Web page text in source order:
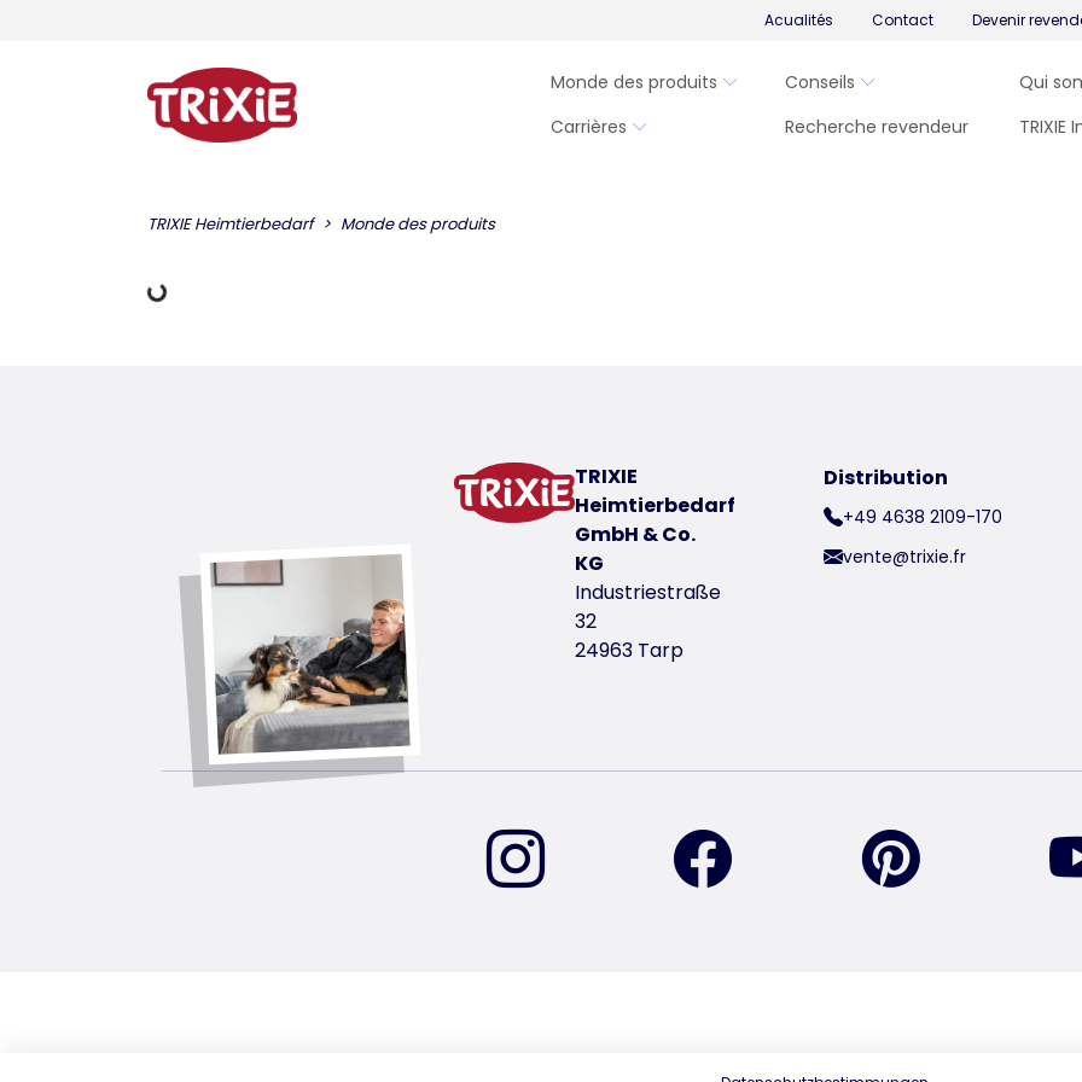
Acualités Contact Devenir
Monde des produits Conseils
Qui
Carrières
Recherche revendeur
TRIXIE Heimtierbedarf Monde des produits
charger des données
TRIXIE
Heimtierbedarf
GmbH & Co.
KG
Industriestraße
32
24963 Tarp
Distribution
+49 4638 2109-170
vente@trixie.fr
retrouvez-nous sur Instagramretrouvez-nous sur Facebook
retrouvez-